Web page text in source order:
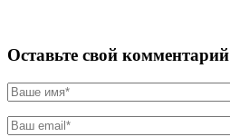
Оставьте свой комментарий